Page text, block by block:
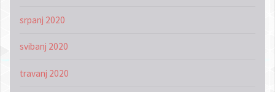
srpanj 2020
svibanj 2020
travanj 2020